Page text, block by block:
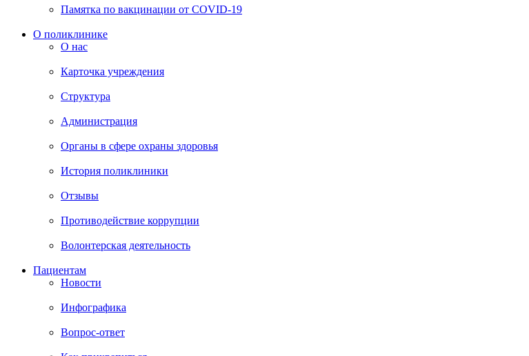
Памятка по вакцинации от COVID-19
О поликлинике
О нас
Карточка учреждения
Структура
Администрация
Органы в сфере охраны здоровья
История поликлиники
Отзывы
Противодействие коррупции
Волонтерская деятельность
Пациентам
Новости
Инфографика
Вопрос-ответ